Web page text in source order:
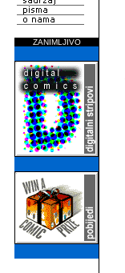
ZANIMLJIVO